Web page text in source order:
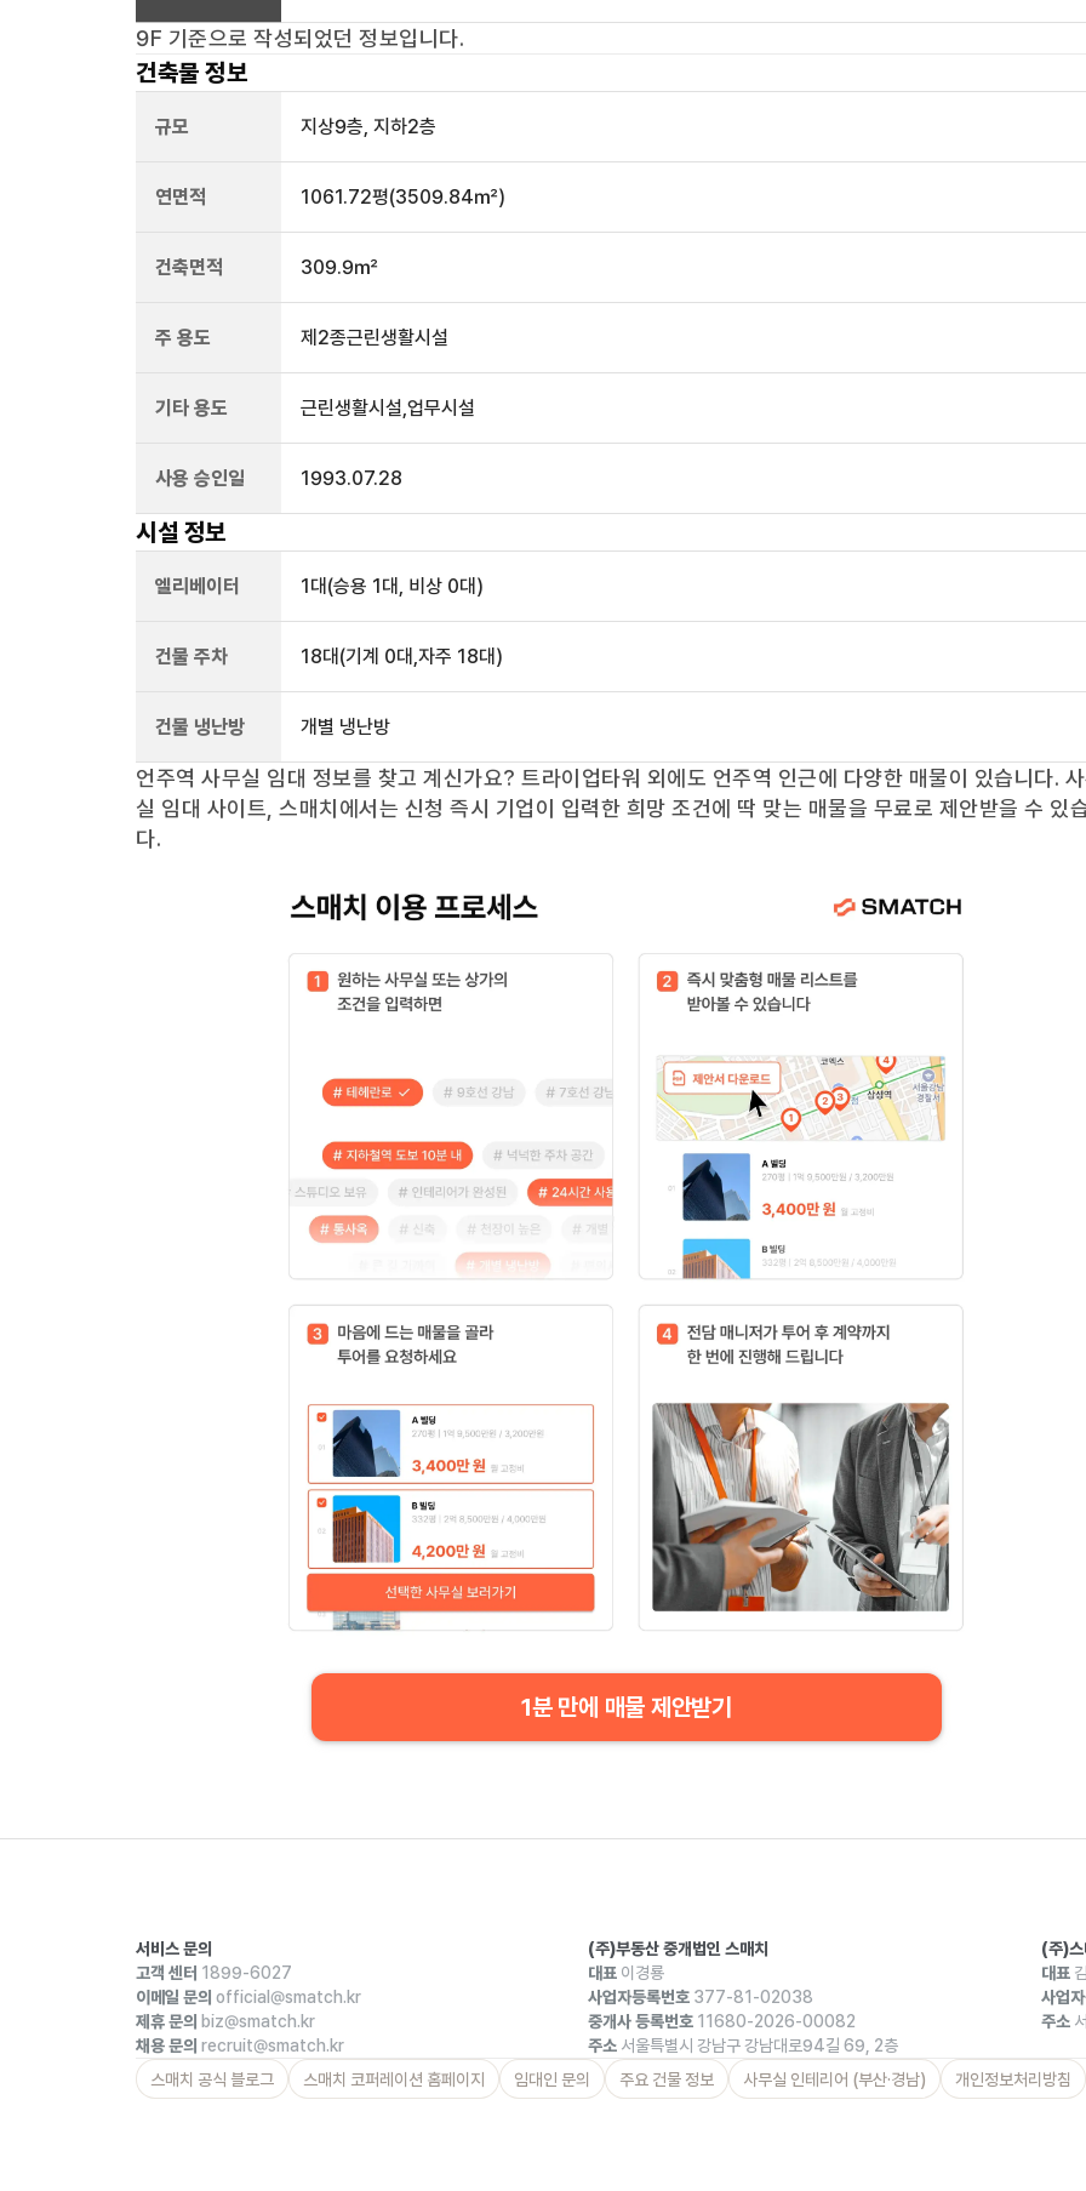
9F 기준으로 작성되었던 정보입니다.
건축물 정보
규모 지상9층, 지하2층
연면적 1061.72평(3509.84㎡)
건축면적 309.9㎡
주 용도 제2종근린생활시설
기타 용도 근린생활시설,업무시설
사용 승인일 1993.07.28
시설 정보
엘리베이터 1대 (승용 1대, 비상 0대)
건물 주차 18대 (기계 0대,자주 18대)
건물 냉난방 개별 냉난방
언주역 사무실 임대 정보를 찾고 계신가요? 트라이업타워 외에도 언주역 인근에 다양한 매물이 있습니다.
실 임대 사이트, 스매치에서는 신청 즉시 기업이 입력한 희망 조건에 딱 맞는 매물을 무료로 제안받을 수 있
다.
1분 만에 매물 제안받기
서비스 문의
고객 센터 1899-6027
이메일 문의 official@smatch.kr
제휴 문의 biz@smatch.kr
채용 문의 recruit@smatch.kr
(주)부동산 중개법인 스매치
대표 이경룡
사업자등록번호 377-81-02038
중개사 등록번호 11680-2026-00082
주소 서울특별시 강남구 강남대로94길 69, 2층
(주)스
대표
사업
주소
스매치 공식 블로그 스매치 코퍼레이션 홈페이지 임대인 문의 주요 건물 정보 사무실 인테리어 (부산·경남) 개인정보처리방침